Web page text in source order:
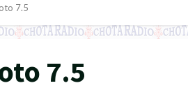
7.5
7.5